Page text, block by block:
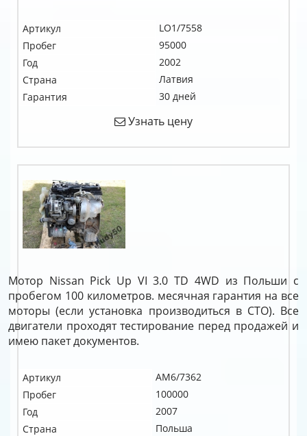
Артикул
LO1/7558
Пробег
95000
Год
2002
Страна
Латвия
Гарантия
30 дней
Узнать цену
Мотор Nissan Pick Up VI 3.0 TD 4WD из Польши с
пробегом 100 километров. месячная гарантия на все
моторы (если установка производиться в СТО). Все
двигатели проходят тестирование перед продажей и
имею пакет документов.
Артикул
AM6/7362
Пробег
100000
Год
2007
Страна
Польша